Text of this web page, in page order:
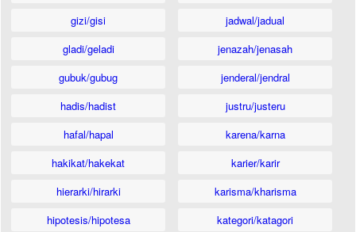
gizi/gisi
gladi/geladi
gubuk/gubug
hadis/hadist
hafal/hapal
hakikat/hakekat
hierarki/hirarki
hipotesis/hipotesa
jadwal/jadual
jenazah/jenasah
jenderal/jendral
justru/justeru
karena/karna
karier/karir
karisma/kharisma
kategori/katagori